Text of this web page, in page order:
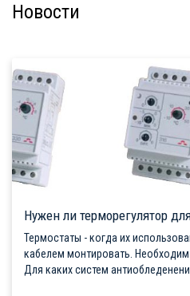
Новости
Нужен ли терморегулятор
Термостаты - когда их
кабелем монтировать.
Для каких систем